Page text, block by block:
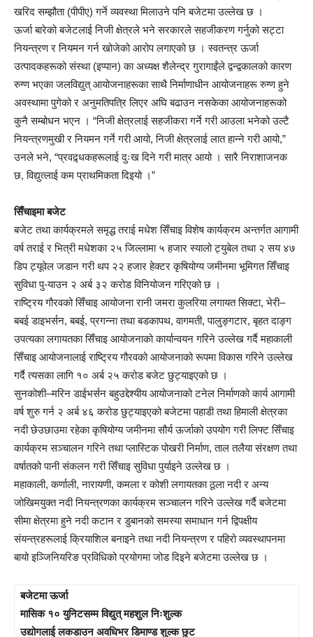
खरिद सम्झौता (पीपीए) गर्ने व्यवस्था मिलाउने पनि बजेटमा उल्लेख छ ।
ऊर्जा बारेको बजेटलाई निजी क्षेत्रले भने सरकारले सहजीकरण गर्नुको सट्टा
नियन्त्रण र नियमन गर्न खोजेको आरोप लगाएको छ । स्वतन्त्र ऊर्जा
उत्पादकहरूको संस्था (इप्पान) का अध्यक्ष शैलेन्द्र गुरागाईंले द्वन्द्वकालको कारण
रुग्ण भएका जलविद्युत् आयोजनाहरूका साथै निर्माणाधीन आयोजनाहरू रुग्ण हुने
अवस्थामा पुगेको र अनुमतिपत्रि लिएर अघि बढाउन नसकेका आयोजनाहरूको
कुनै सम्बोधन भएन । “निजी क्षेत्रलाई सहजीकरा गर्ने गरी आउला भनेको उल्टै
नियन्त्रणमुखी र नियमन गर्ने गरी आयो, निजी क्षेत्रलाई लात हान्ने गरी आयो,”
उनले भने, “प्रवद्र्धकहरूलाई दुःख दिने गरी मात्र आयो । सारै निराशाजनक
छ, विद्युत्लाई कम प्राथमिकता दिइयो ।”
सिँचाइमा बजेट
बजेट तथा कार्यक्रमले समृद्ध तराई मधेश सिँचाइ विशेष कार्यक्रम अन्तर्गत आगामी
वर्ष तराई र भित्री मधेशका २५ जिल्लामा ५ हजार स्यालो ट्युबेल तथा २ सय ४७
डिप ट्यूवेल जडान गरी थप २२ हजार हेक्टर कृषियोग्य जमीनमा भूमिगत सिँचाइ
सुविधा पु-याउन २ अर्ब ३२ करोड विनियोजन गरिएको छ ।
राष्ट्रिय गौरवको सिँचाइ आयोजना रानी जमरा कुलरिया लगायत सिक्टा, भेरी–
बबई डाइभर्सन, बबई, प्रगन्ना तथा बडकापथ, वागमती, पालुङ्गटार, बृहत दाङ्ग
उपत्यका लगायतका सिँचाइ आयोजनाको कार्यान्वयन गरिने उल्लेख गर्दै महाकाली
सिँचाइ आयोजनालाई राष्ट्रिय गौरवको आयोजनाको रूपमा विकास गरिने उल्लेख
गर्दै त्यसका लागि १० अर्ब २५ करोड बजेट छुट्याइएको छ ।
सुनकोशी–मरिन डाईभर्सन बहुउद्देश्यीय आयोजनाको टनेल निर्माणको कार्य आगामी
वर्ष शुरु गर्न २ अर्ब ४६ करोड छुट्याइएको बजेटमा पहाडी तथा हिमाली क्षेत्रका
नदी छेउछाउमा रहेका कृषियोग्य जमीनमा सौर्य ऊर्जाको उपयोग गरी लिफ्ट सिँचाइ
कार्यक्रम सञ्चालन गरिने तथा प्लास्टिक पोखरी निर्माण, ताल तलैया संरक्षण तथा
वर्षातको पानी संकलन गरी सिँचाइ सुविधा पुर्याइने उल्लेख छ ।
महाकाली, कर्णाली, नारायणी, कमला र कोशी लगायतका ठूला नदी र अन्य
जोखिमयुक्त नदी नियन्त्रणका कार्यक्रम सञ्चालन गरिने उल्लेख गर्दै बजेटमा
सीमा क्षेत्रमा हुने नदी कटान र डुबानको समस्या समाधान गर्न द्विपक्षीय
संयन्त्रहरूलाई क्रियाशिल बनाइने तथा नदी नियन्त्रण र पहिरो व्यवस्थापनमा
बायो इञ्जिनियरिङ प्रविधिको प्रयोगमा जोड दिइने बजेटमा उल्लेख छ ।
बजेटमा ऊर्जा
मासिक १० युनिटसम्म विद्युत् महशुल निःशुल्क
उद्योगलाई लकडाउन अवधिभर डिमाण्ड शुल्क छुट